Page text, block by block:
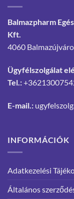
Balmazpharm
Kft.
4060
Ügyfélszolgálat
Tel.:
E-mail.:
INFORMÁCIÓK
Adatkezelési
Általános